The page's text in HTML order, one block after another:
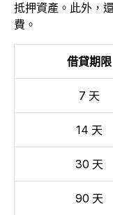
抵押資產。此外，
費。
借貸期限
7 天
14 天
30 天
90 天